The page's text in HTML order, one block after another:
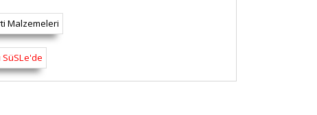
gördüğünüz noktaları öneri formunu